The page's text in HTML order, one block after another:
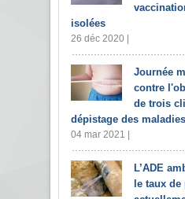
isolées
26 déc 2020 |
Journée
contre
de trois
dépistage des
04 mar 2021 |
L’ADE
le taux